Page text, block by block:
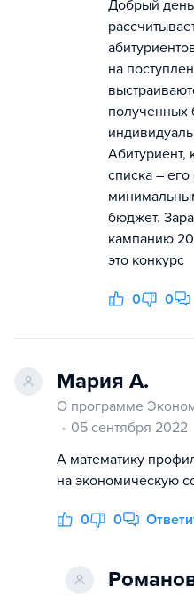
Добрый
на
полученных
Абитуриент,
списка – его
бюджет.
кампанию
это конкурс
0 0
Мария А.
О программе
05 сентября 2022
А математику
на экономическую
0 0